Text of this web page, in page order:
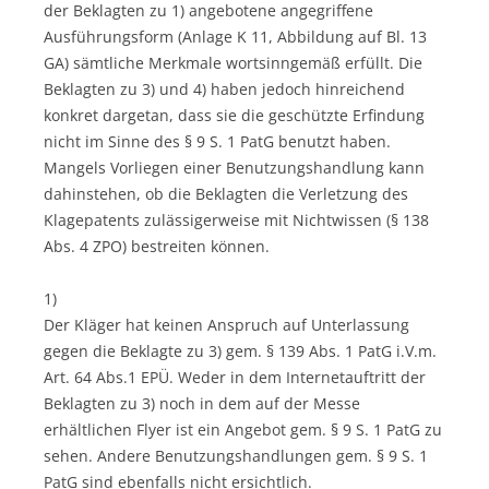
der Beklagten zu 1) angebotene angegriffene
Ausführungsform (Anlage K 11, Abbildung auf Bl. 13
GA) sämtliche Merkmale wortsinngemäß erfüllt. Die
Beklagten zu 3) und 4) haben jedoch hinreichend
konkret dargetan, dass sie die geschützte Erfindung
nicht im Sinne des § 9 S. 1 PatG benutzt haben.
Mangels Vorliegen einer Benutzungshandlung kann
dahinstehen, ob die Beklagten die Verletzung des
Klagepatents zulässigerweise mit Nichtwissen (§ 138
Abs. 4 ZPO) bestreiten können.
1)
Der Kläger hat keinen Anspruch auf Unterlassung
gegen die Beklagte zu 3) gem. § 139 Abs. 1 PatG i.V.m.
Art. 64 Abs.1 EPÜ. Weder in dem Internetauftritt der
Beklagten zu 3) noch in dem auf der Messe
erhältlichen Flyer ist ein Angebot gem. § 9 S. 1 PatG zu
sehen. Andere Benutzungshandlungen gem. § 9 S. 1
PatG sind ebenfalls nicht ersichtlich.